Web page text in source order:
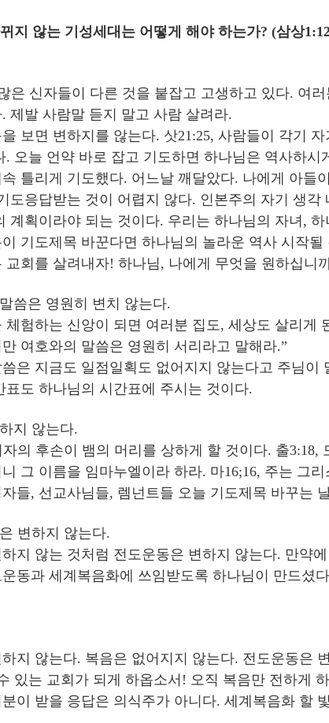
지 않는 기성세대는 어떻게 해야 하는가? (삼상
은 신자들이 다른 것을 붙잡고 고생하고 있다. 여
제발 사람말 듣지 말고 사람 살려라.
보면 변하지를 않는다. 삿21:25, 사람들이 각기
. 오늘 언약 바로 잡고 기도하면 하나님은 역사하시
틀리게 기도했다. 어느날 깨달았다. 나에게 아들
도응답받는 것이 어렵지 않다. 인본주의 자기 생
계획이라야 되는 것이다. 우리는 하나님의 자녀,
기도제목 바꾼다면 하나님의 놀라운 역사 시작
교회를 살려내자! 하나님, 나에게 무엇을 원하십니
씀은 영원히 변치 않는다.
험하는 신앙이 되면 여러분 집도, 세상도 살리게
여호와의 말씀은 영원히 서리라고 말해라.”
은 지금도 일점일획도 없어지지 않는다고 주님
표도 하나님의 시간표에 주시는 것이다.
지 않는다.
의 후손이 뱀의 머리를 상하게 할 것이다. 출
그 이름을 임마누엘이라 하라. 마16;16, 주는 그
들, 선교사님들, 렘넌트들 오늘 기도제목 바꾸는
변하지 않는다.
지 않는 것처럼 전도운동은 변하지 않는다. 만약
동과 세계복음화에 쓰임받도록 하나님이 만드셨
지 않는다. 복음은 없어지지 않는다. 전도운동은
있는 교회가 되게 하옵소서! 오직 복음만 전하게
이 받을 응답은 의식주가 아니다. 세계복음화 할